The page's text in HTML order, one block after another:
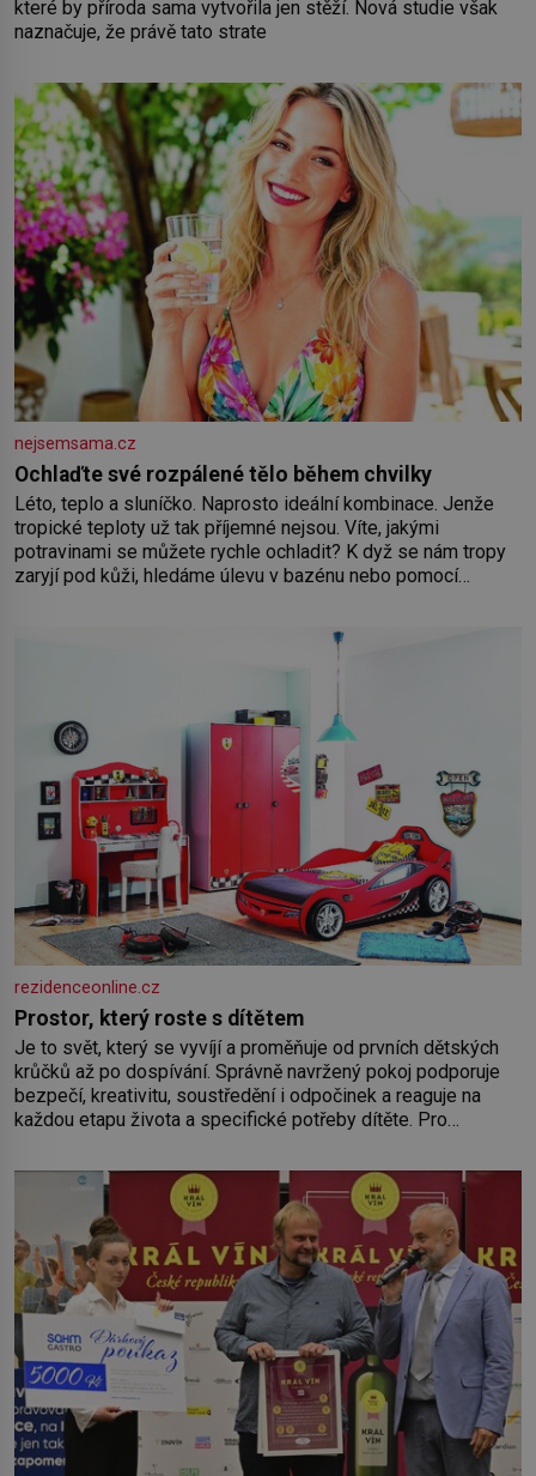
které by příroda sama vytvořila jen stěží. Nová studie však
naznačuje, že právě tato strate
nejsemsama.cz
Ochlaďte své rozpálené tělo během chvilky
Léto, teplo a sluníčko. Naprosto ideální kombinace. Jenže
tropické teploty už tak příjemné nejsou. Víte, jakými
potravinami se můžete rychle ochladit? K dyž se nám tropy
zaryjí pod kůži, hledáme úlevu v bazénu nebo pomocí
rezidenceonline.cz
Prostor, který roste s dítětem
Je to svět, který se vyvíjí a proměňuje od prvních dětských
krůčků až po dospívání. Správně navržený pokoj podporuje
bezpečí, kreativitu, soustředění i odpočinek a reaguje na
každou etapu života a specifické potřeby dítěte. Pro
by pokoj miminka měl působit především klidně a útulně.
Předškolní věk je